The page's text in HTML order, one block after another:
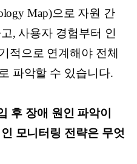
Map)으로 자원 간
, 사용자 경험부터 인
적으로 연계해야 전체
파악할 수 있습니다.
후 장애 원인 파악이
모니터링 전략은 무엇